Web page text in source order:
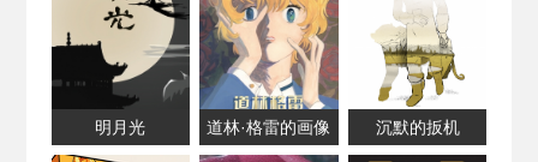
明月光 道林·格雷的画像 沉默的扳机